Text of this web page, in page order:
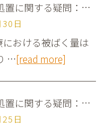
☆検査・処置に関する疑問：Q;妊娠中＆授乳中のエックス線検査は、子どもにどのような影響を及ぼす?
日
における被ばく量は
…[read more]
☆検査・処置に関する疑問：Q;ブラッシングやポケット内のプラーク除去で菌血症が起こる？
日